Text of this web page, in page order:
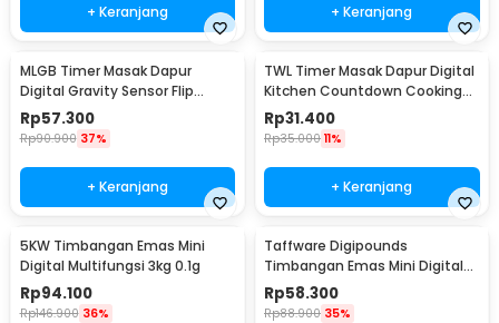
+ Keranjang + Keranjang
MLGB Timer Masak Dapur
Digital Gravity Sensor Flip
Kitchen Countdown - CT10
Rp57.300
Rp90.900 37%
+ Keranjang
TWL Timer Masak Dapur Digital
Kitchen Countdown Cooking
Reminder - T-1
Rp31.400
Rp35.000 11%
+ Keranjang
5KW Timbangan Emas Mini
Digital Multifungsi 3kg 0.1g
Rp94.100
Rp146.900 36%
Taffware Digipounds
Timbangan Emas Mini Digital
Multifungsi 500g 0.1g - EK518
Rp58.300
Rp88.900 35%